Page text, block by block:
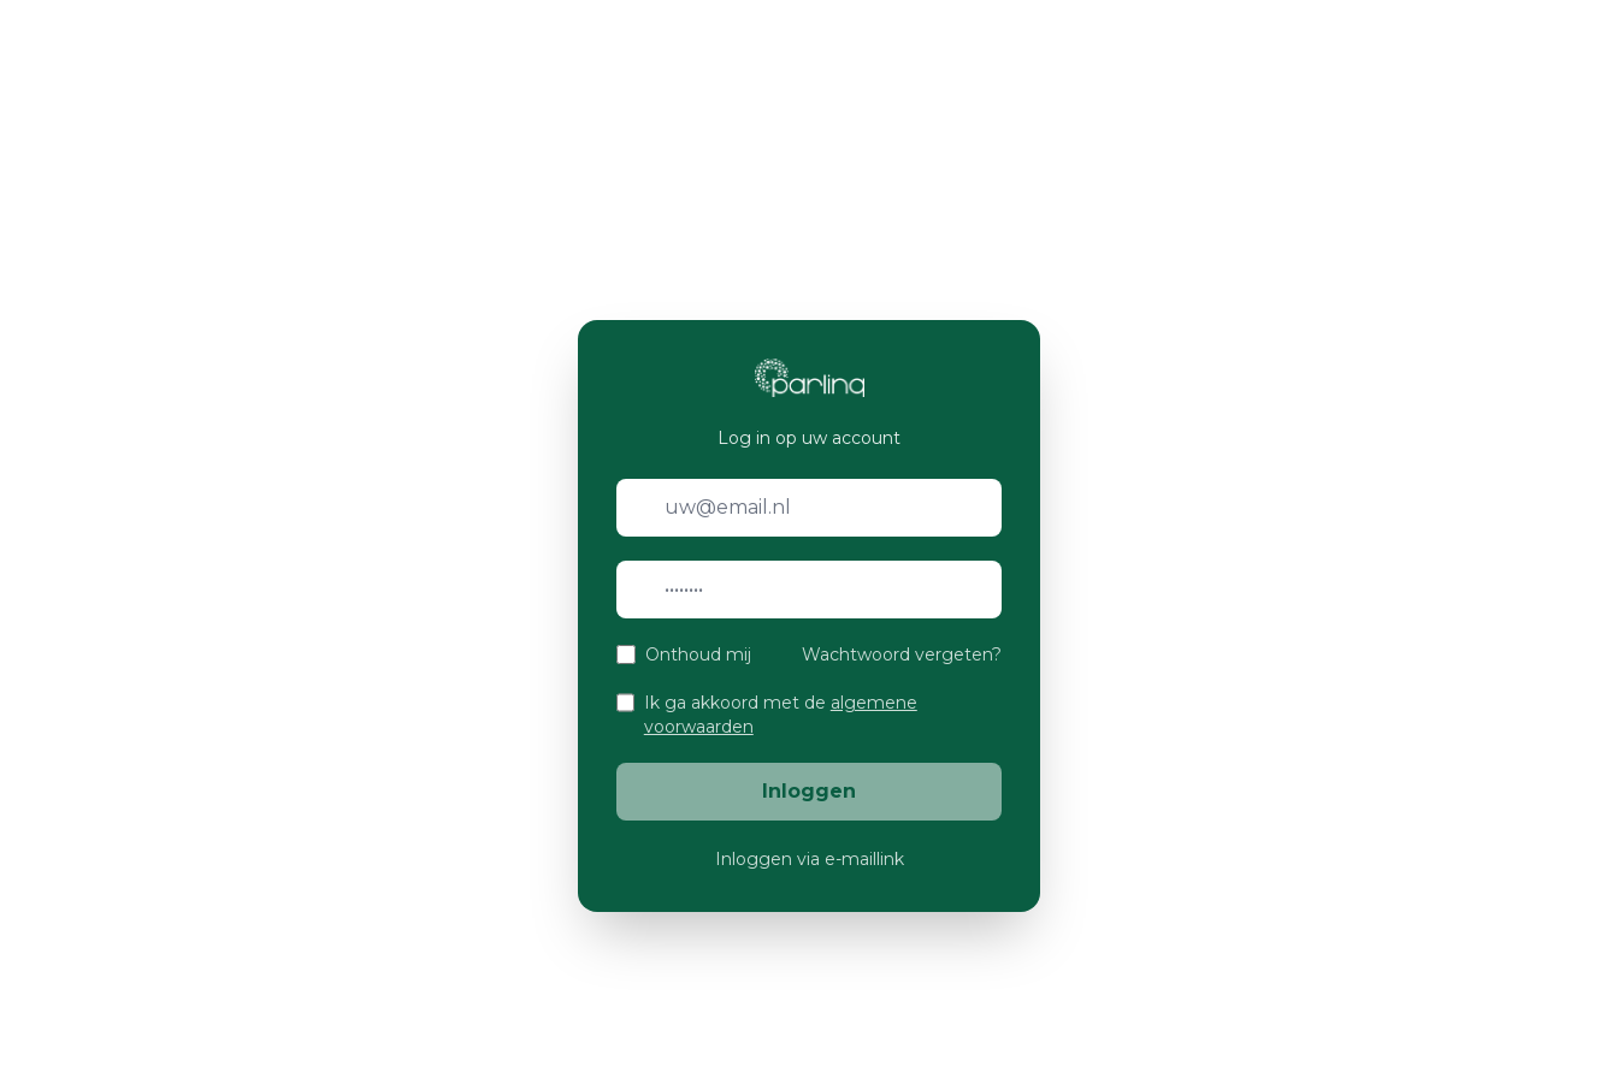
Log in op uw account
Onthoud mij Wachtwoord vergeten?
Ik ga akkoord met de algemene
voorwaarden
Inloggen
Inloggen via e-maillink